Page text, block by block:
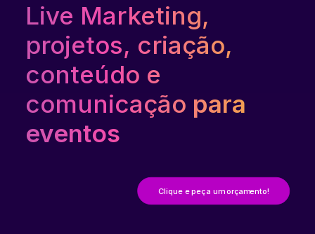
Live Marketing,
projetos, criação,
conteúdo e
comunicação para
eventos
Clique e peça um orçamento!